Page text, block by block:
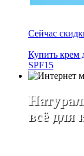
Сейчас
Купить крем
SPF15
всё для